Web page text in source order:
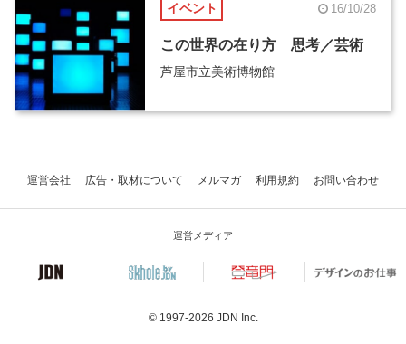
コラム イベント 16/10/28
この世界の在り方 思考／芸術
芦屋市立美術博物館
運営会社 広告・取材について メルマガ 利用規約 お問い合わせ
運営メディア
© 1997-2026 JDN Inc.